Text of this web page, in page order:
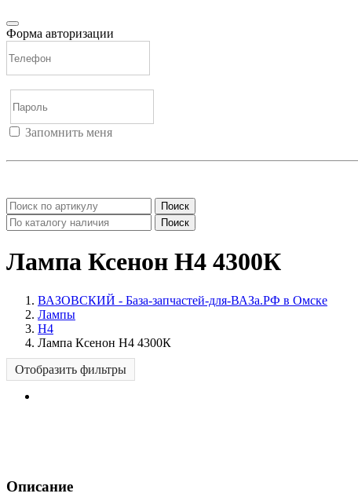
Форма авторизации
Запомнить меня
Поиск
Поиск
Лампа Ксенон Н4 4300К
ВАЗОВСКИЙ - База-запчастей-для-ВАЗа.РФ в Омске
Лампы
H4
Лампа Ксенон Н4 4300К
Отобразить фильтры
Описание